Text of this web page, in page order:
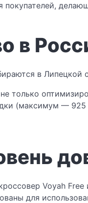
в
в
только
(максимум —
Voyah Free
для